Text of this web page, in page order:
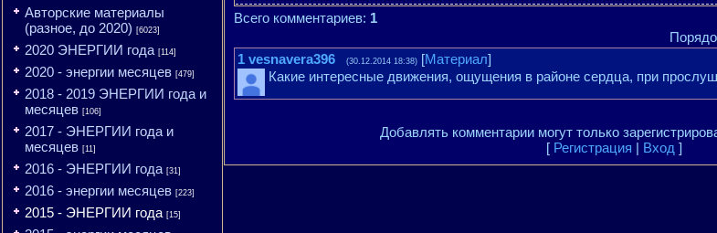
Авторские материалы
(разное, до 2020) [6023]
2020 ЭНЕРГИИ года [114]
2020 - энергии месяцев [479]
2018 - 2019 ЭНЕРГИИ года и
месяцев [106]
2017 - ЭНЕРГИИ года и
месяцев [11]
2016 - ЭНЕРГИИ года [31]
2016 - энергии месяцев [223]
2015 - ЭНЕРГИИ года [15]
Всего комментариев: 1
1 vesnavera396 (30.12.2014 18:38) [Материал]
Какие интересные движения, ощущения в районе сердца, при
Добавлять комментарии могут только
[ Регистрация | Вход ]